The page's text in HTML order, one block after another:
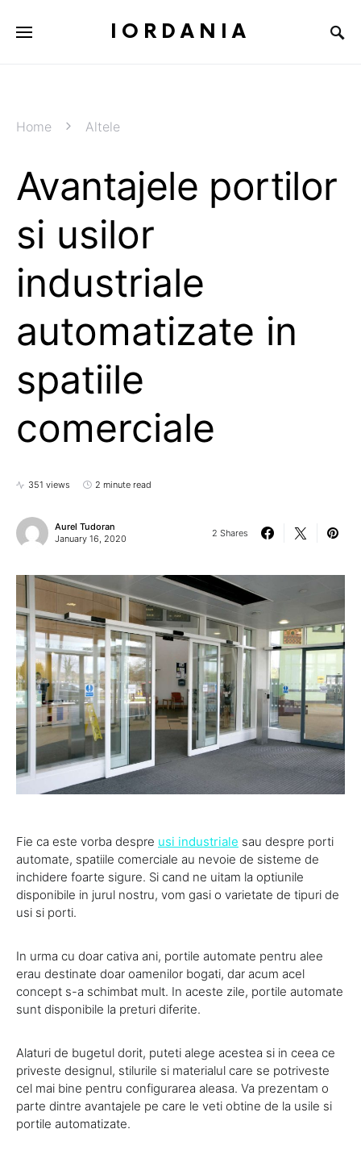
IORDANIA
Home Altele
Avantajele portilor
si usilor
industriale
automatizate in
spatiile
comerciale
351 views 2 minute read
Aurel Tudoran
January 16, 2020
2 Shares
Fie ca este vorba despre usi industriale sau despre porti
automate, spatiile comerciale au nevoie de sisteme de
inchidere foarte sigure. Si cand ne uitam la optiunile
disponibile in jurul nostru, vom gasi o varietate de tipuri de
usi si porti.
In urma cu doar cativa ani, portile automate pentru alee
erau destinate doar oamenilor bogati, dar acum acel
concept s-a schimbat mult. In aceste zile, portile automate
sunt disponibile la preturi diferite.
Alaturi de bugetul dorit, puteti alege acestea si in ceea ce
priveste designul, stilurile si materialul care se potriveste
cel mai bine pentru configurarea aleasa. Va prezentam o
parte dintre avantajele pe care le veti obtine de la usile si
portile automatizate.